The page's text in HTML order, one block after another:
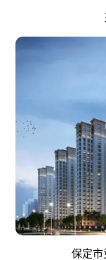
保定市